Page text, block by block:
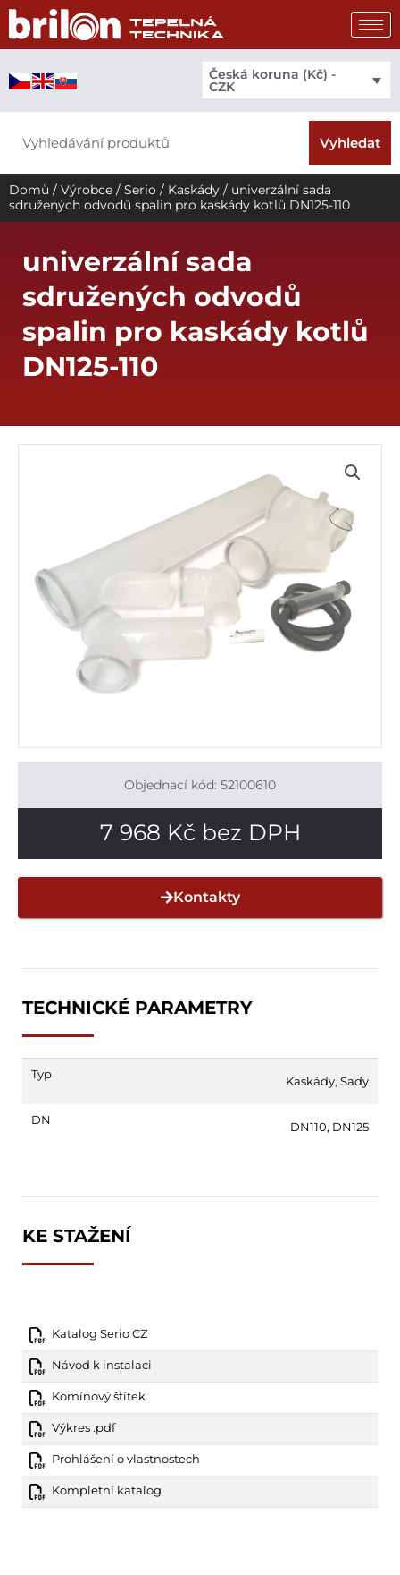
Přeskočit
obsah
Česká koruna (Kč) -
CZK
Vyhledat
Domů / Výrobce / Serio / Kaskády / univerzální sada
sdružených odvodů spalin pro kaskády kotlů DN125-110
univerzální sada
sdružených odvodů
spalin pro kaskády kotlů
DN125-110
TECHNICKÉ PARAMETRY
Typ Kaskády, Sady
DN DN110, DN125
KE STAŽENÍ
Katalog Serio CZ
Návod k instalaci
Komínový štítek
Výkres .pdf
Prohlášení o vlastnostech
Kompletní katalog
Objednací kód: 52100610
7 968 Kč bez DPH
Kontakty